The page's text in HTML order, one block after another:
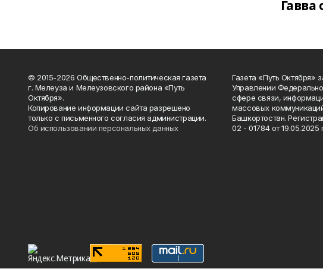
© 2015-2026 Общественно-политическая газета
г. Мелеуза и Мелеузовского района «Путь
Октября».
Копирование информации сайта разрешено
только с письменного согласия администрации.
Об использовании персональных данных
Газета «Путь Октября»
Управлении
сфере связи,
массовых
Башкортостан.
02 - 01784 от 19.05.2025